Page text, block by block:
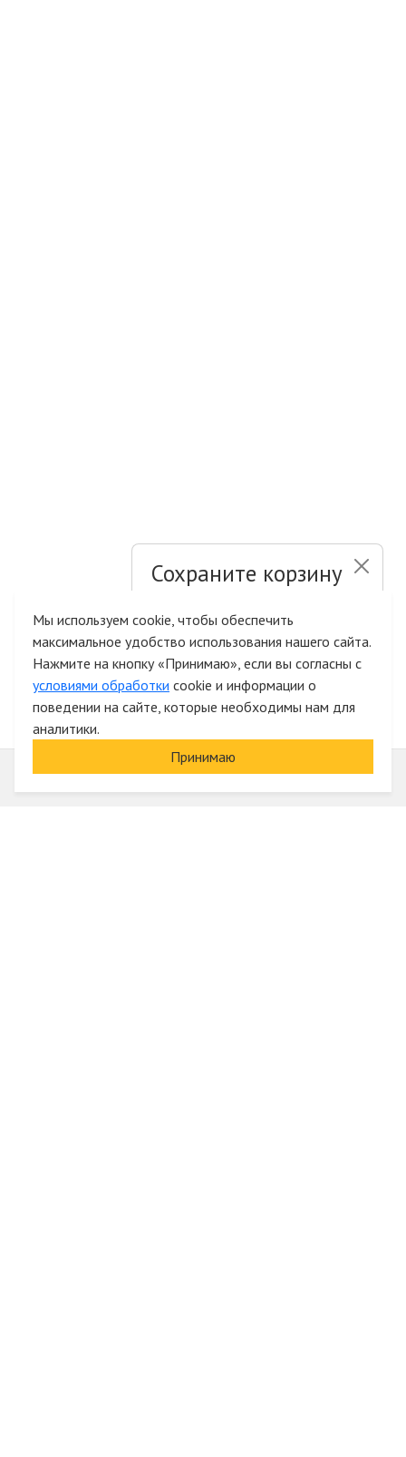
Сохраните корзину
Быстрая авторизация на сайте
Мы используем cookie, чтобы обеспечить
максимальное удобство использования нашего сайта.
Нажмите на кнопку «Принимаю», если вы согласны с
условиями обработки cookie и информации о
поведении на сайте, которые необходимы нам для
аналитики.
Принимаю